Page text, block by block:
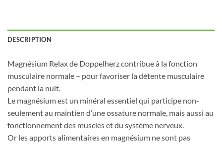
DESCRIPTION
Magnésium Relax de Doppelherz contribue à la fonction
musculaire normale – pour favoriser la détente musculaire
pendant la nuit.
Le magnésium est un minéral essentiel qui participe non-
seulement au maintien d’une ossature normale, mais aussi au
fonctionnement des muscles et du système nerveux.
Or les apports alimentaires en magnésium ne sont pas